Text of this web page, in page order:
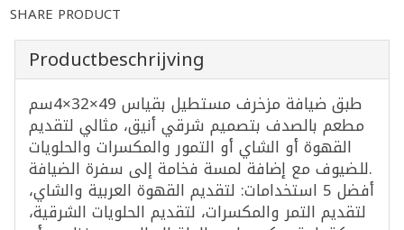
SHARE PRODUCT
Productbeschrijving
طبق ضيافة مزخرف مستطيل بقياس 49×32×4سم
مطعم بالصدف بتصميم شرقي أنيق، مثالي لتقديم
القهوة أو الشاي أو التمور والمكسرات والحلويات
للضيوف مع إضافة لمسة فخامة إلى سفرة الضيافة.
أفضل 5 استخدامات: لتقديم القهوة العربية والشاي،
لتقديم التمر والمكسرات، لتقديم الحلويات الشرقية،